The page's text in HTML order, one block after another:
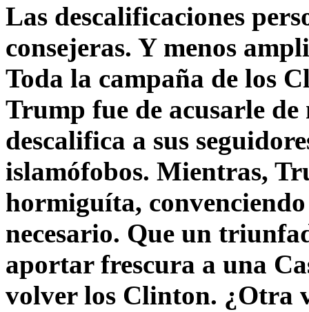
Las descalificaciones
consejeras. Y menos
Toda la campaña de los
Trump fue de acusarle
descalifica a sus
islamófobos. Mientras,
hormiguíta,
necesario. Que un
aportar frescura a una
volver los Clinton. ¿Otra